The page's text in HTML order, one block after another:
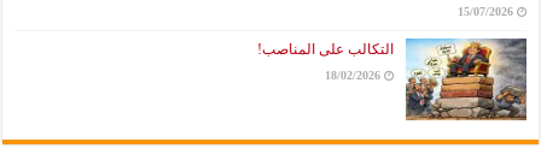
15/07/2026
التكالب على المناصب!
18/02/2026